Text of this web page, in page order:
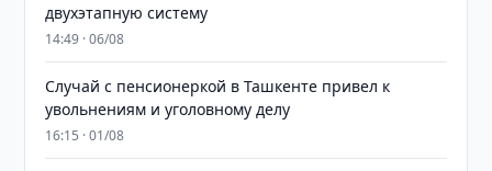
двухэтапную систему
14:49 · 06/08
Случай с пенсионеркой в Ташкенте привел к
увольнениям и уголовному делу
16:15 · 01/08